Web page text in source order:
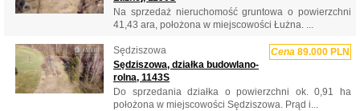
Na sprzedaż nieruchomość gruntowa o powierzchni
41,43 ara, położona w miejscowości Łużna. ...
Sędziszowa Cena 89.000 PLN
Sędziszowa, działka budowlano-
rolna, 1143S
Do sprzedania działka o powierzchni ok. 0,91 ha
położona w miejscowości Sędziszowa. Prąd i...